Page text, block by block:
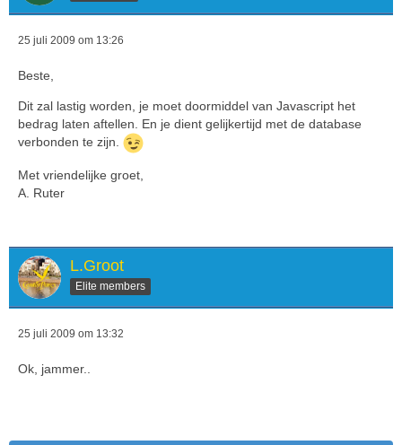
25 juli 2009 om 13:26
Beste,
Dit zal lastig worden, je moet doormiddel van Javascript het
bedrag laten aftellen. En je dient gelijkertijd met de database
verbonden te zijn.
Met vriendelijke groet,
A. Ruter
L.Groot
Elite members
25 juli 2009 om 13:32
Ok, jammer..